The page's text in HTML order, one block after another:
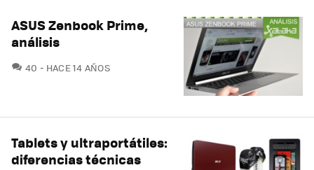
ASUS Zenbook Prime,
análisis
40 COMENTARIOS
HACE 14 AÑOS
Tablets y ultraportátiles:
diferencias técnicas